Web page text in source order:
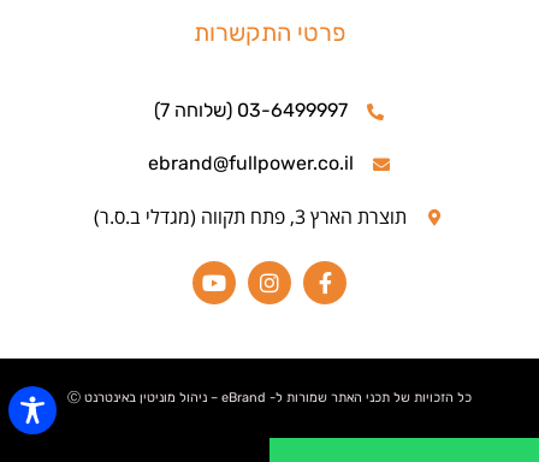
פרטי התקשרות
03-6499997 (שלוחה 7)
ebrand@fullpower.co.il
תוצרת הארץ 3, פתח תקווה (מגדלי ב.ס.ר)
כל הזכויות של תכני האתר שמורות ל- eBrand – ניהול מוניטין באינטרנט Ⓒ